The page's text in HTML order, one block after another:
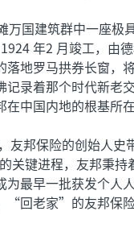
国建筑群中一座极
年2 月竣工，由
地罗马拱券长窗，
录着那个时代新老
中国内地的根基所在
邦保险的创始人史
关键进程，友邦秉
最早一批获发个人
“回老家”的友邦保